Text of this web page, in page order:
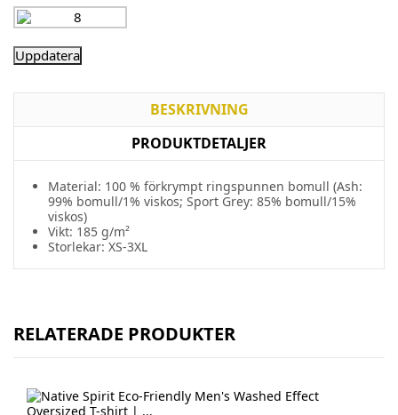
BESKRIVNING
PRODUKTDETALJER
Material: 100 % förkrympt ringspunnen bomull (Ash:
99% bomull/1% viskos; Sport Grey: 85% bomull/15%
viskos)
Vikt: 185 g/m²
Storlekar: XS-3XL
RELATERADE PRODUKTER